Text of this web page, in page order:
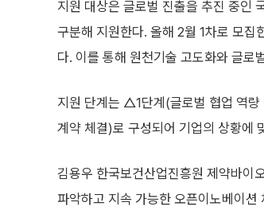
지원 대상은 글로벌 진출을 추진 중인
구분해 지원한다. 올해 2월 1차로 모
다. 이를 통해 원천기술 고도화와 글로
지원 단계는 △1단계(글로벌 협업 역
계약 체결)로 구성되어 기업의 상황에
김용우 한국보건산업진흥원 제약바이
파악하고 지속 가능한 오픈이노베이